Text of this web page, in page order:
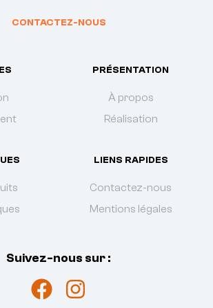
CONTACTEZ-NOUS
PRÉSENTATION
À propos
Réalisation
LIENS RAPIDES
Contactez-nous
Mentions légales
Suivez-nous sur :